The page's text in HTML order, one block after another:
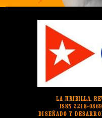
LA JIRIBILLA,
ISSN 2218-
DISEÑADO Y